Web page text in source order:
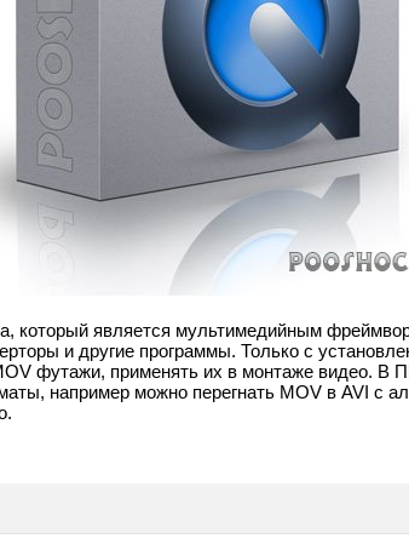
который является мультимедийным
и другие программы. Только с
футажи, применять их в монтаже видео. В
например можно перегнать MOV в AVI с